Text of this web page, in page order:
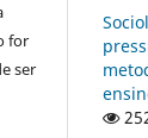
for
ser